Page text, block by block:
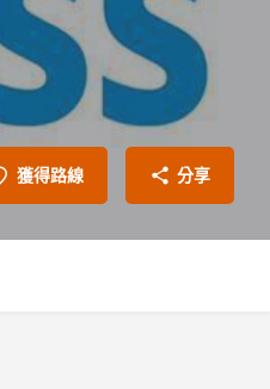
獲得路線 分享